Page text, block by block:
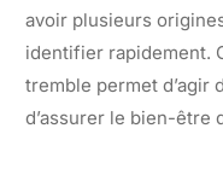
avoir plusieurs
identifier rapidement.
tremble permet d’agir
d’assurer le bien-être